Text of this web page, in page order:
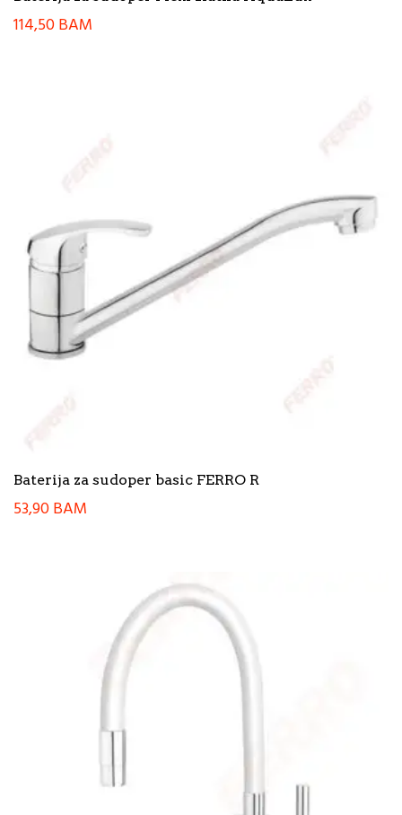
114,50BAM
Baterija za sudoper basic FERRO R
53,90BAM